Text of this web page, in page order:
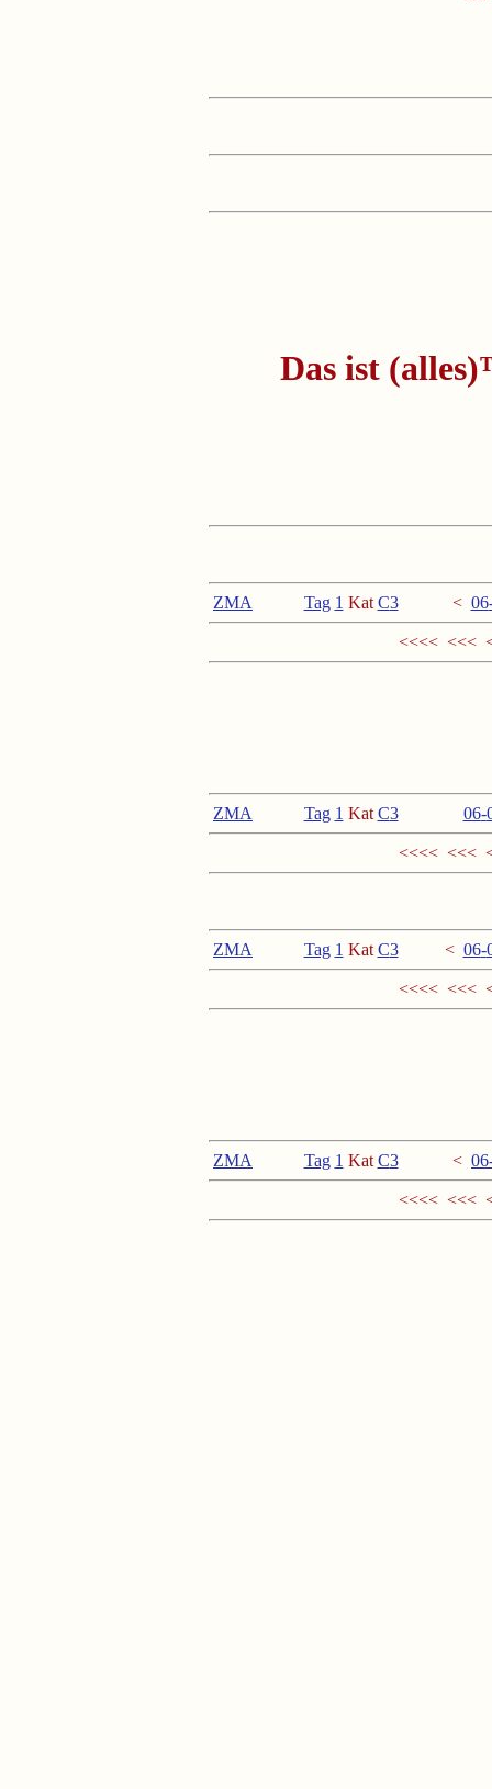
Das ist
ZMA Tag 1 Kat C3 < 06
<<<< <<<
ZMA Tag 1 Kat C3 06-
<<<< <<<
ZMA Tag 1 Kat C3 < 06-
<<<< <<<
ZMA Tag 1 Kat C3 < 06
<<<< <<<